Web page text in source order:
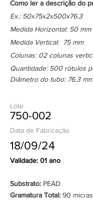
Como ler a descrição do
Ex.: 50x75x2x500x76.3
Medida Horizontal: 50 mm
Medida Vertical: 75 mm
Colunas: 02 colunas
Quantidade: 500 rótulos
Diâmetro do tubo: 76.3 mm
Lote
750-002
Data de Fabricação
18/09/24
Validade: 01 ano
Substrato: PEAD
Gramatura Total: 90